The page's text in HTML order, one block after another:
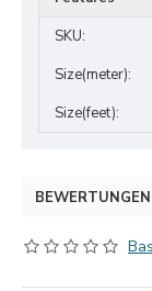
SKU:
Size(meter):
Size(feet):
BEWERTUNGEN